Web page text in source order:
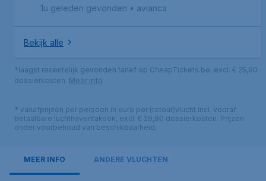
1u geleden gevonden • avianca
Bekijk alle
*laagst recentelijk gevonden tarief op CheapTickets.be, excl. € 25,90
dossierkosten. Meer info
* vanafprijzen per persoon in euro per (retour)vlucht incl. vooraf
betaalbare luchthaventaksen, excl. € 29,90 dossierkosten. Prijzen
onder voorbehoud van beschikbaarheid.
MEER INFO ANDERE VLUCHTEN